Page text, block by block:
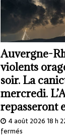
Auvergne-
violents
soir. La
mercredi.
repasseront
4 août 2026 18 h
fermés